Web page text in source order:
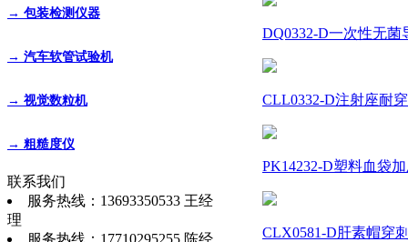
→ 包装检测仪器
→ 汽车软管试验机
→ 视觉数粒机
→ 粗糙度仪
联系我们
服务热线：13693350533 王经
理
服务热线：17710295255 陈经
DQ0332-D一次性无菌
CLL0332-D注射座耐
PK14232-D塑料血袋
CLX0581-D肝素帽穿